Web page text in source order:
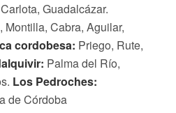
Guadalcázar.
Montilla, Cabra, Aguilar,
cordobesa: Priego, Rute,
Palma del Río,
Los Pedroches:
de Córdoba